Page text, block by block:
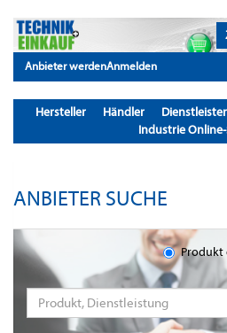
Anbieter werdenAnmelden
Hersteller Händler Dienstleister
Industrie
ANBIETER SUCHE
Produkt